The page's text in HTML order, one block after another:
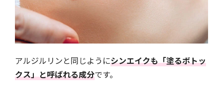
アルジルリンと同じようにシンエイクも「塗るボトッ
クス」と呼ばれる成分です。